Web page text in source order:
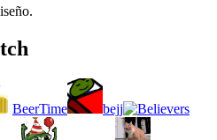
BeerTime bejj